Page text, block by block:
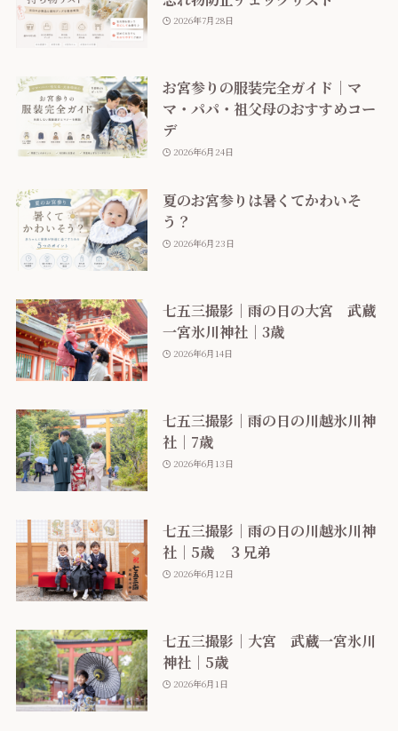
2026年7月28日
お宮参りの服装完全ガイド｜マ
マ・パパ・祖父母のおすすめコー
デ
2026年6月24日
夏のお宮参りは暑くてかわいそ
う？
2026年6月23日
七五三撮影｜雨の日の大宮 武蔵
一宮氷川神社｜3歳
2026年6月14日
七五三撮影｜雨の日の川越氷川神
社｜7歳
2026年6月13日
七五三撮影｜雨の日の川越氷川神
社｜5歳 ３兄弟
2026年6月12日
七五三撮影｜大宮 武蔵一宮氷川
神社｜5歳
2026年6月1日